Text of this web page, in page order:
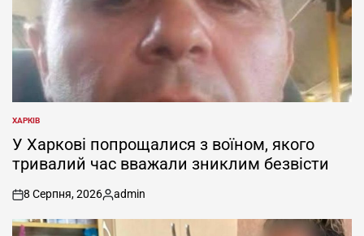
ОПУБЛІКУВАТИ
У
ХАРКІВ
У Харкові попрощалися з воїном, якого
тривалий час вважали зниклим безвісти
on
8 Серпня, 2026
Опубліковано
admin